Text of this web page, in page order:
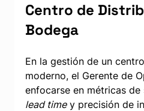
Centro de
Bodega
En la gestión de un
moderno, el Gerente de
enfocarse en métricas de
lead time y precisión de